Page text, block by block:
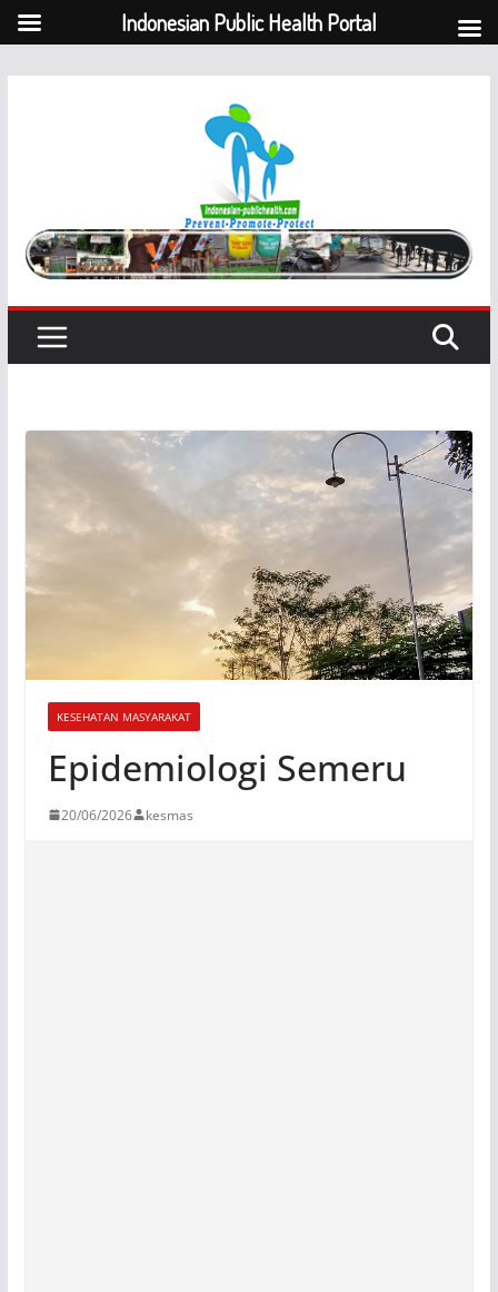
KESEHATAN MASYARAKAT
Epidemiologi Semeru
20/06/2026 kesmas
Indonesian Public Health Portal